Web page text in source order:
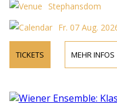
Stephansdom
Fr. 07 Aug.
TICKETS MEHR INFOS